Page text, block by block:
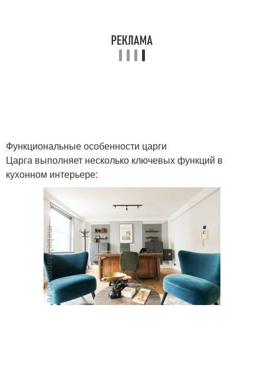
Функциональные особенности царги
Царга выполняет несколько ключевых функций в
кухонном интерьере: